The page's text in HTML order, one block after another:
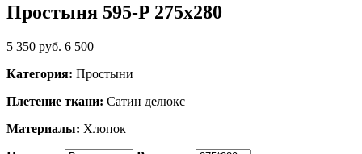
Простыня 595-P 275х280
5 350 руб. 6 500
Категория: Простыни
Плетение ткани: Сатин делюкс
Материалы: Хлопок